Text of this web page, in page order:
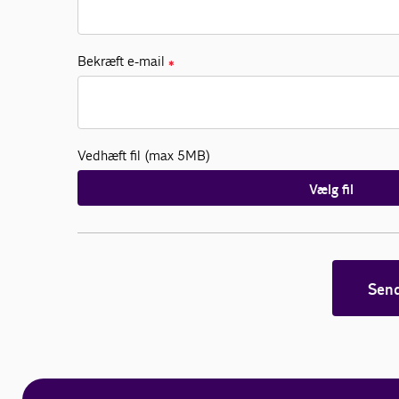
Bekræft e-mail ✱
Vedhæft fil (max 5MB)
Vælg fil
Send